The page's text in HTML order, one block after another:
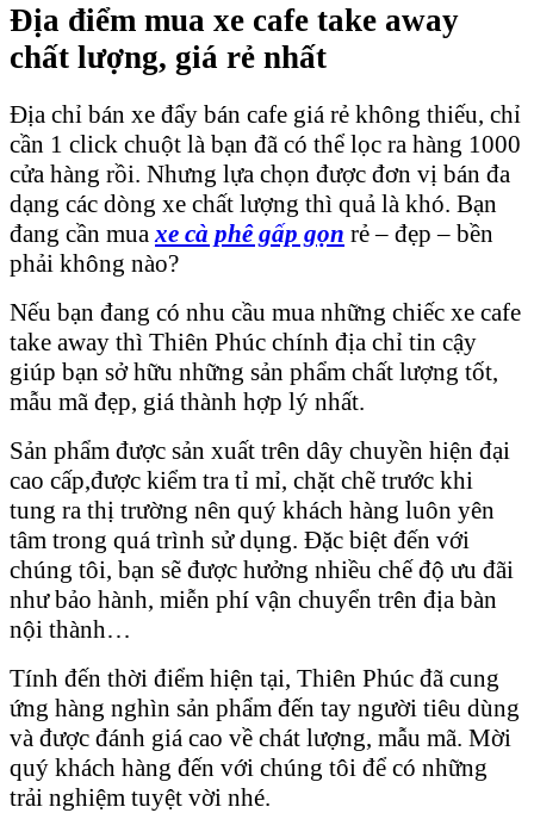
Địa điểm mua xe cafe take away
chất lượng, giá rẻ nhất
Địa chỉ bán xe đẩy bán cafe giá rẻ không thiếu, chỉ
cần 1 click chuột là bạn đã có thể lọc ra hàng 1000
cửa hàng rồi. Nhưng lựa chọn được đơn vị bán đa
dạng các dòng xe chất lượng thì quả là khó. Bạn
đang cần mua xe cà phê gấp gọn rẻ – đẹp – bền
phải không nào?
Nếu bạn đang có nhu cầu mua những chiếc xe cafe
take away thì Thiên Phúc chính địa chỉ tin cậy
giúp bạn sở hữu những sản phẩm chất lượng tốt,
mẫu mã đẹp, giá thành hợp lý nhất.
Sản phẩm được sản xuất trên dây chuyền hiện đại
cao cấp,được kiểm tra tỉ mỉ, chặt chẽ trước khi
tung ra thị trường nên quý khách hàng luôn yên
tâm trong quá trình sử dụng. Đặc biệt đến với
chúng tôi, bạn sẽ được hưởng nhiều chế độ ưu đãi
như bảo hành, miễn phí vận chuyển trên địa bàn
nội thành…
Tính đến thời điểm hiện tại, Thiên Phúc đã cung
ứng hàng nghìn sản phẩm đến tay người tiêu dùng
và được đánh giá cao về chát lượng, mẫu mã. Mời
quý khách hàng đến với chúng tôi để có những
trải nghiệm tuyệt vời nhé.